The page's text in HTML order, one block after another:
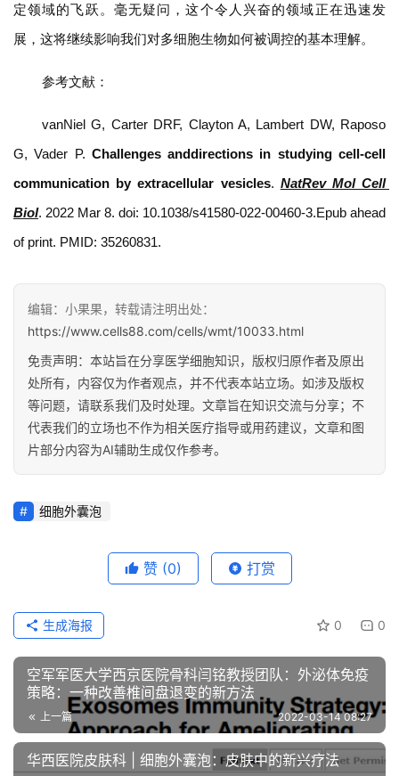
定领域的飞跃。毫无疑问，这个令人兴奋的领域正在迅速发
展，这将继续影响我们对多细胞生物如何被调控的基本理解。
参考文献：
vanNiel G, Carter DRF, Clayton A, Lambert DW, Raposo
G, Vader P. Challenges anddirections in studying cell-cell
communication by extracellular vesicles. NatRev Mol Cell
Biol. 2022 Mar 8. doi: 10.1038/s41580-022-00460-3.Epub ahead
of print. PMID: 35260831.
编辑：小果果，转载请注明出处：
https://www.cells88.com/cells/wmt/10033.html
免责声明：本站旨在分享医学细胞知识，版权归原作者及原出
处所有，内容仅为作者观点，并不代表本站立场。如涉及版权
等问题，请联系我们及时处理。文章旨在知识交流与分享；不
代表我们的立场也不作为相关医疗指导或用药建议，文章和图
片部分内容为AI辅助生成仅作参考。
细胞外囊泡
赞 (0) 打赏
0 0
生成海报
空军军医大学西京医院骨科闫铭教授团队：外泌体免疫
策略：一种改善椎间盘退变的新方法
上一篇 2022-03-14 08:27
华西医院皮肤科 | 细胞外囊泡：皮肤中的新兴疗法